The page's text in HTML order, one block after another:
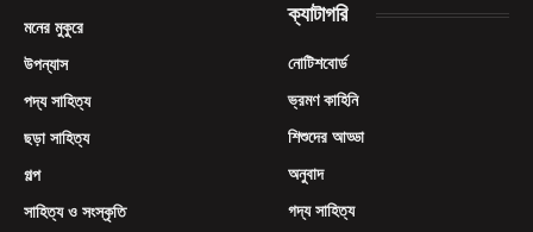
মনের মুকুরে
উপন্যাস
পদ্য সাহিত্য
ছড়া সাহিত্য
গল্প
সাহিত্য ও সংস্কৃতি
ক্যাটাগরি
নোটিশবোর্ড
ভ্রমণ কাহিনি
শিশুদের আড্ডা
অনুবাদ
গদ্য সাহিত্য